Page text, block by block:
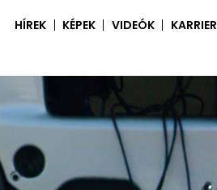
HÍREK KÉPEK VIDEÓK KARRIER